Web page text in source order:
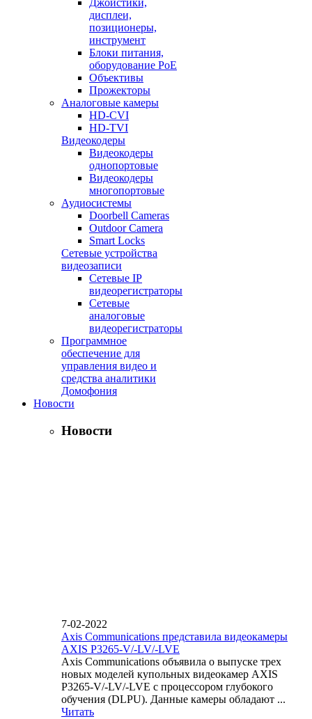
Джойстики,
дисплеи,
позиционеры,
инструмент
Блоки питания,
оборудование PoE
Объективы
Прожекторы
Аналоговые камеры
HD-CVI
HD-TVI
Видеокодеры
Видеокодеры
однопортовые
Видеокодеры
многопортовые
Аудиосистемы
Doorbell Cameras
Outdoor Camera
Smart Locks
Сетевые устройства
видеозаписи
Сетевые IP
видеорегистраторы
Сетевые
аналоговые
видеорегистраторы
Программное
обеспечение для
управления видео и
средства аналитики
Домофония
Новости
Новости
7-02-2022
Axis Communications представила видеокамеры
AXIS P3265-V/-LV/-LVE
Axis Communications объявила о выпуске трех
новых моделей купольных видеокамер AXIS
P3265-V/-LV/-LVE с процессором глубокого
обучения (DLPU). Данные камеры обладают ...
Читать